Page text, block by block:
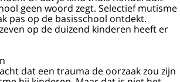
geen woord zegt. Selectief mutisme
pas op de basisschool ontdekt.
op de duizend kinderen heeft er
dat een trauma de oorzaak zou zijn